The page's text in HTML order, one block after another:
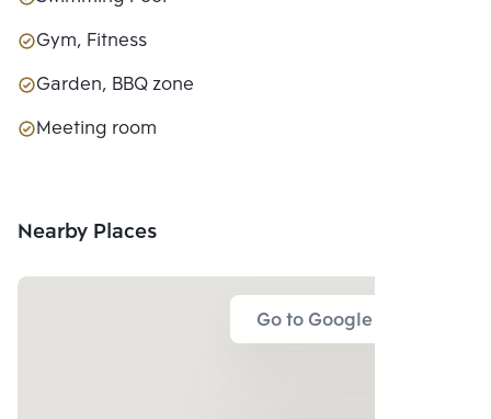
Gym, Fitness
Garden, BBQ zone
Meeting room
Nearby Places
Go to Google Map